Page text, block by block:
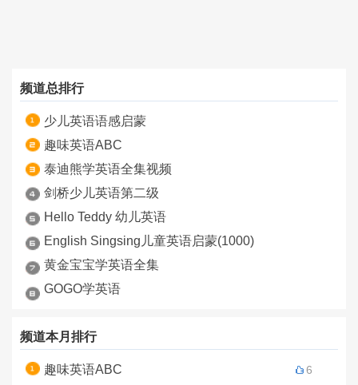
频道总排行
少儿英语语感启蒙
趣味英语ABC
泰迪熊学英语全集视频
剑桥少儿英语第二级
Hello Teddy 幼儿英语
English Singsing儿童英语启蒙(1000)
黄金宝宝学英语全集
GOGO学英语
频道本月排行
6
趣味英语ABC